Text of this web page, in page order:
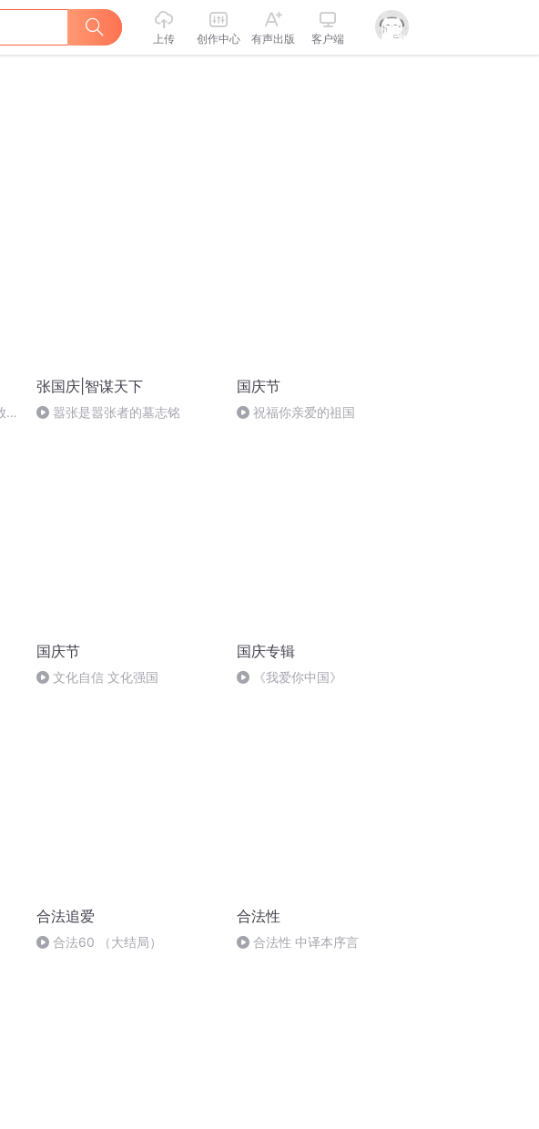
上传 创作中心 有声出版 客户端
张国庆|智谋天下
嚣张是嚣张者的墓志铭
国庆节
祝福你亲爱的祖国
国庆节
文化自信 文化强国
国庆专辑
《我爱你中国》
合法追爱
合法60 （大结局）
合法性
合法性 中译本序言